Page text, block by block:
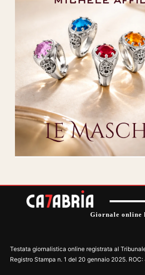
Giornale online
Testata giornalistica online registrata al
Registro Stampa n. 1 del 20 gennaio 2025.